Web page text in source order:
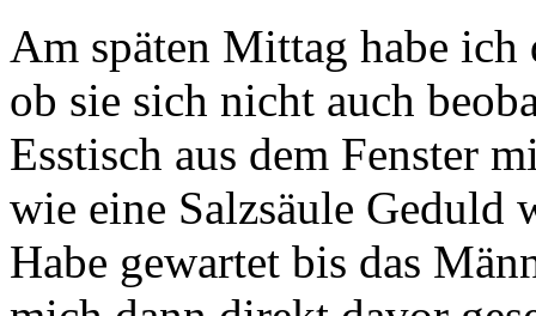
Am späten Mittag habe ich
ob sie sich nicht auch
Esstisch aus dem Fenster
wie eine Salzsäule Geduld
Habe gewartet bis das